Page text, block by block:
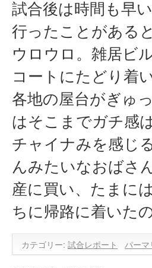
試合後は時間も早
行ったことがある
ウロウロ。雑居ビ
コートにたどり着
各地の屋台がぎゅ
はそこまでガチ感
チャイナみを感じ
んみたいなおばさ
産に買い、たまに
ちに帰路に着いた
カテゴリー: 試合レポート パーマ